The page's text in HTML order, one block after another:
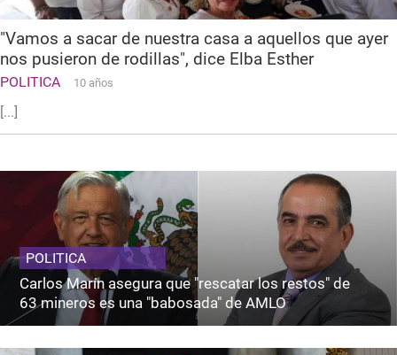
"Vamos a sacar de nuestra casa a aquellos que ayer
nos pusieron de rodillas", dice Elba Esther
POLITICA 10 años
[...]
POLITICA
Carlos Marín asegura que "rescatar los restos" de
63 mineros es una "babosada" de AMLO